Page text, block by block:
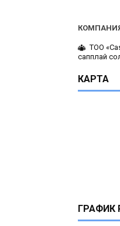
ТОО
сапплай
КАРТА
ГРАФИК